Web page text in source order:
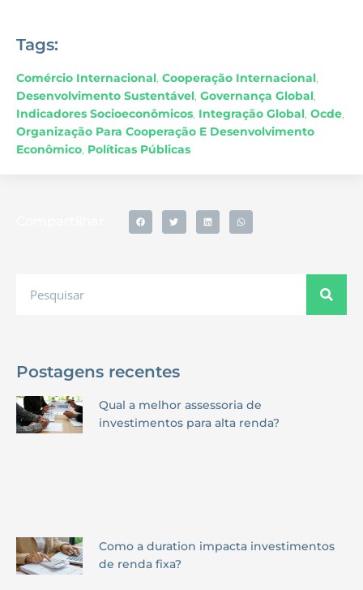
Tags:
Comércio Internacional, Cooperação Internacional,
Desenvolvimento Sustentável, Governança Global,
Indicadores Socioeconômicos, Integração Global, Ocde,
Organização Para Cooperação E Desenvolvimento
Econômico, Políticas Públicas
Postagens recentes
Qual a melhor assessoria de
investimentos para alta renda?
Como a duration impacta investimentos
de renda fixa?